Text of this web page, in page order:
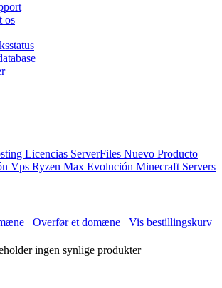
os
Licencias ServerFiles Nuevo Producto
Vps Ryzen Max Evolución Minecraft Servers
Overfør et domæne Vis bestillingskurv
ingen synlige produkter